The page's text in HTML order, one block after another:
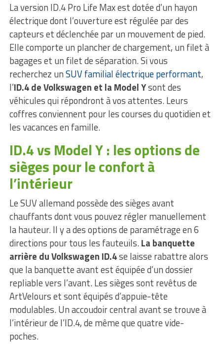
La version ID.4 Pro Life Max est dotée d’un hayon
électrique dont l’ouverture est régulée par des
capteurs et déclenchée par un mouvement de pied.
Elle comporte un plancher de chargement, un filet à
bagages et un filet de séparation. Si vous
recherchez unSUV familial électrique performant,
l’ID.4 de Volkswagen et la Model Ysont des
véhicules qui répondront à vos attentes. Leurs
coffres conviennent pour les courses du quotidien et
les vacances en famille.
ID.4 vs Model Y : les options de
sièges pour le confort à
l’intérieur
Le SUV allemand possède des sièges avant
chauffants dont vous pouvez régler manuellement
la hauteur. Il y a des options de paramétrage en 6
directions pour tous les fauteuils.La banquette
arrière du Volkswagen ID.4se laisse rabattre alors
que la banquette avant est équipée d’un dossier
repliable vers l’avant. Les sièges sont revêtus de
ArtVelours et sont équipés d’appuie-tête
modulables. Un accoudoir central avant se trouve à
l’intérieur de l’ID.4, de même que quatre vide-
poches.